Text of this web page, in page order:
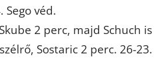
Sego véd.
2 perc, majd Schuch is
Sostaric 2 perc. 26-23.